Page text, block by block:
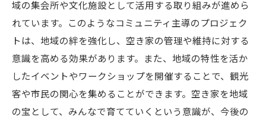
域の集会所や文化施設として活用する取り組みが進めら
れています。このようなコミュニティ主導のプロジェク
トは、地域の絆を強化し、空き家の管理や維持に対する
意識を高める効果があります。また、地域の特性を活か
したイベントやワークショップを開催することで、観光
客や市民の関心を集めることができます。空き家を地域
の宝として、みんなで育てていくという意識が、今後の